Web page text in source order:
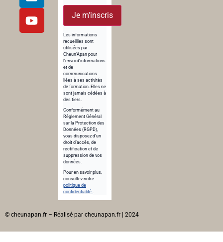
Je m'inscris
Les informations
recueillies sont
utilisées par
Cheun’Apan pour
l’envoi d’informations
et de
communications
liées à ses activités
de formation. Elles ne
sont jamais cédées à
des tiers.
Conformément au
Règlement Général
sur la Protection des
Données (RGPD),
vous disposez d’un
droit d’accès, de
rectification et de
suppression de vos
données.
Pour en savoir plus,
consultez notre
politique de
confidentialité .
© cheunapan.fr – Réalisé par cheunapan.fr | 2024